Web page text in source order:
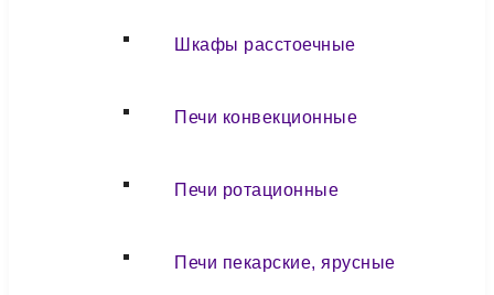
Шкафы расстоечные
Печи конвекционные
Печи ротационные
Печи пекарские, ярусные